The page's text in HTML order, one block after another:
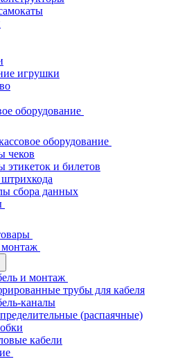
игрушки
оборудование
оборудование
чеков
этикеток и билетов
сбора данных
монтаж
и монтаж
трубы для кабеля
каналы
(распаячные)
кабели